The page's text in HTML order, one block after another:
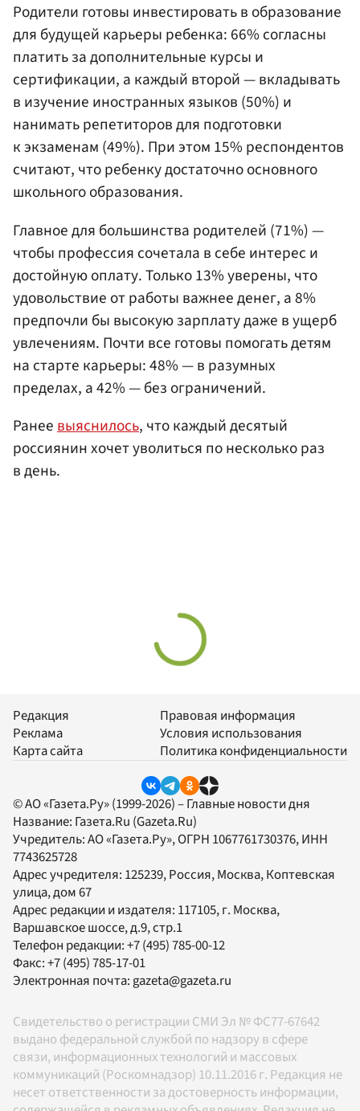
Родители готовы инвестировать в образование
для будущей карьеры ребенка: 66% согласны
платить за дополнительные курсы и
сертификации, а каждый второй — вкладывать
в изучение иностранных языков (50%) и
нанимать репетиторов для подготовки
к экзаменам (49%). При этом 15% респондентов
считают, что ребенку достаточно основного
школьного образования.
Главное для большинства родителей (71%) —
чтобы профессия сочетала в себе интерес и
достойную оплату. Только 13% уверены, что
удовольствие от работы важнее денег, а 8%
предпочли бы высокую зарплату даже в ущерб
увлечениям. Почти все готовы помогать детям
на старте карьеры: 48% — в разумных
пределах, а 42% — без ограничений.
Ранеевыяснилось, что каждый десятый
россиянин хочет уволиться по несколько раз
в день.
Редакция
Реклама
Карта сайта
Правовая информация
Условия использования
Политика конфиденциальности
© АО «Газета.Ру» (1999-2026) – Главные новости дня
Название: Газета.Ru (Gazeta.Ru)
Учредитель:АО «Газета.Ру», ОГРН 1067761730376, ИНН
7743625728
Адрес учредителя: 125239, Россия, Москва, Коптевская
улица, дом 67
Адрес редакции и издателя: 117105, г. Москва,
Варшавское шоссе, д.9, стр.1
Телефон редакции:+7 (495) 785-00-12
Факс:+7 (495) 785-17-01
Электронная почта:gazeta@gazeta.ru
Свидетельство о регистрации СМИ Эл № ФС77-67642
выдано федеральной службой по надзору в сфере
связи, информационных технологий и массовых
коммуникаций (Роскомнадзор) 10.11.2016 г. Редакция не
несет ответственности за достоверность информации,